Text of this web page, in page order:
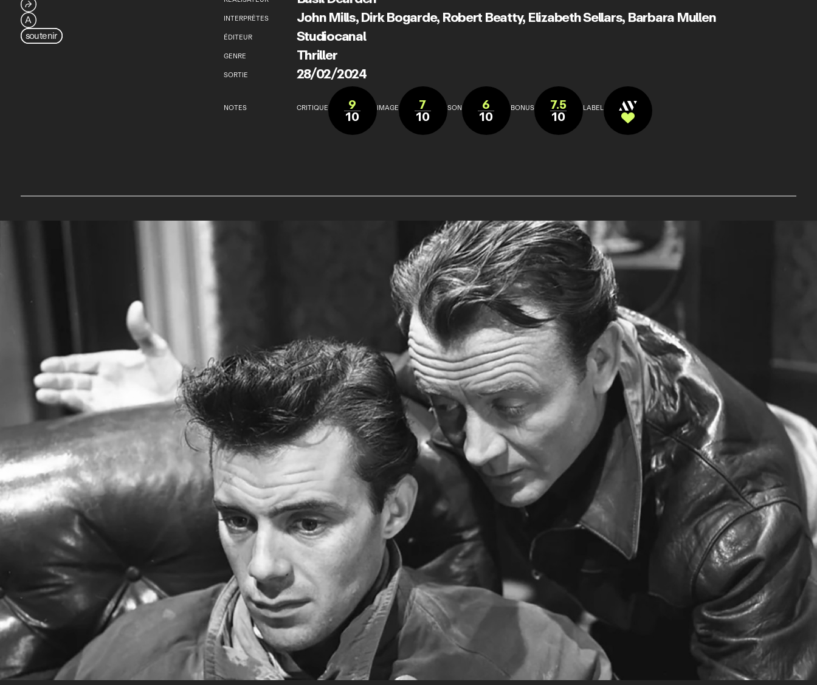
INTERPRÈTES John Mills,Dirk Bogarde,Robert Beatty,Elizabeth Sellars,Barbara Mullen
ÉDITEUR Studiocanal
GENRE Thriller
SORTIE 28/02/2024
NOTES CRITIQUE 9
10 IMAGE 7
10 SON 6
10 BONUS 7.5
10 LABEL
⮫
A
soutenir